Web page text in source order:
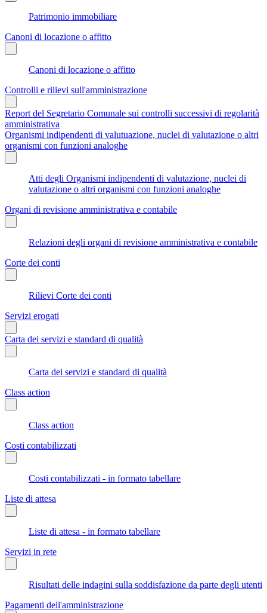
Patrimonio immobiliare
Canoni di locazione o affitto
Canoni di locazione o affitto
Controlli e rilievi sull'amministrazione
Report del Segretario Comunale sui controlli successivi di regolarità
amministrativa
Organismi indipendenti di valutuazione, nuclei di valutazione o altri
organismi con funzioni analoghe
Atti degli Organismi indipendenti di valutazione, nuclei di
valutazione o altri organismi con funzioni analoghe
Organi di revisione amministrativa e contabile
Relazioni degli organi di revisione amministrativa e contabile
Corte dei conti
Rilievi Corte dei conti
Servizi erogati
Carta dei servizi e standard di qualità
Carta dei servizi e standard di qualità
Class action
Class action
Costi contabilizzati
Costi contabilizzati - in formato tabellare
Liste di attesa
Liste di attesa - in formato tabellare
Servizi in rete
Risultati delle indagini sulla soddisfazione da parte degli utenti
Pagamenti dell'amministrazione